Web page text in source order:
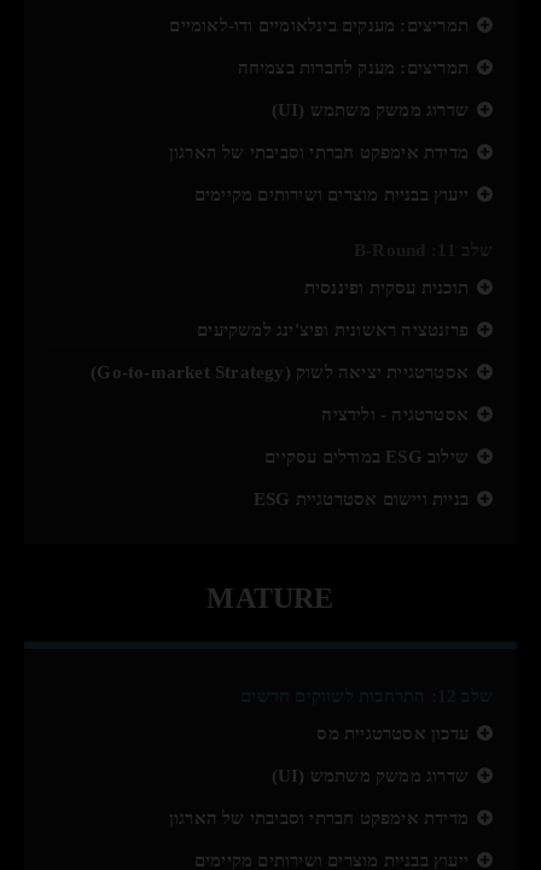
תמריצים: מענקים בינלאומיים ודו-לאומיים
תמריצים: מענק לחברות בצמיחה
שדרוג ממשק משתמש (UI)
מדידת אימפקט חברתי וסביבתי של הארגון
ייעוץ בבניית מוצרים ושירותים מקיימים
תוכנית עסקית ופיננסית
פרזנטציה ראשונית ופיצ'ינג למשקיעים
אסטרטגיית יציאה לשוק (Go-to-market Strategy)
אסטרטגיה - ולידציה
שילוב ESG במודלים עסקיים
בניית ויישום אסטרטגיית ESG
MATURE
עדכון אסטרטגיית מס
שדרוג ממשק משתמש (UI)
מדידת אימפקט חברתי וסביבתי של הארגון
ייעוץ בבניית מוצרים ושירותים מקיימים